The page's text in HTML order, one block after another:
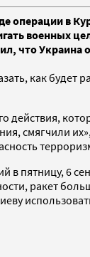
операции в
военных
что
как
смягчили
пятницу, 6
ракет